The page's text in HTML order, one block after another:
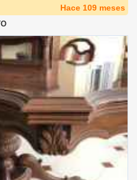
Hace 109 meses